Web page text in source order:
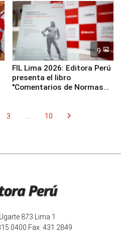
Panamericanos Lima 2027
9
FIL Lima 2026: Editora Perú
presenta el libro
"Comentarios de Normas
3 ... 10 chevron_right
873 Lima 1
0400 Fax: 431 2849